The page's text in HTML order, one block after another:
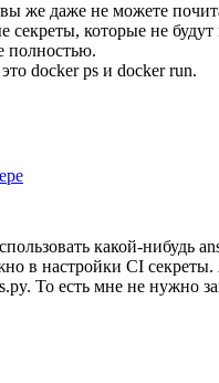
же даже не можете
которые не
полностью.
docker ps и docker run.
какой-нибудь
в настройки CI
То есть мне не